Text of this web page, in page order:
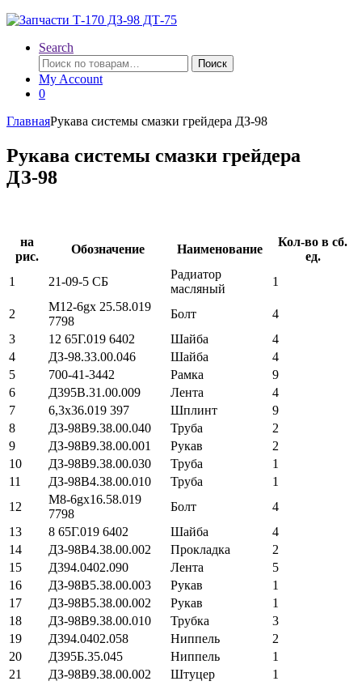
Search
Искать:
Поиск
My Account
0
ГлавнаяРукава системы смазки грейдера ДЗ-98
Рукава системы смазки грейдера
ДЗ-98
на
рис.
Обозначение Наименование
Кол-во в сб.
ед.
1
21-09-5 СБ
Радиатор
масляный
1
2
М12-6gх 25.58.019
7798
Болт
4
3
12 65Г.019 6402 Шайба
4
4
ДЗ-98.33.00.046 Шайба
4
5
700-41-3442 Рамка
9
6
Д395В.31.00.009 Лента
4
7
6,3х36.019 397 Шплинт
9
8
ДЗ-98В9.38.00.040 Труба
2
9
ДЗ-98В9.38.00.001 Рукав
2
10
ДЗ-98В9.38.00.030 Труба
1
11
ДЗ-98В4.38.00.010 Труба
1
12
М8-6gх16.58.019
7798
Болт
4
13
8 65Г.019 6402 Шайба
4
14
ДЗ-98В4.38.00.002 Прокладка
2
15
Д394.0402.090 Лента
5
16
ДЗ-98В5.38.00.003 Рукав
1
17
ДЗ-98В5.38.00.002 Рукав
1
18
ДЗ-98В9.38.00.010 Трубка
3
19
Д394.0402.058 Ниппель
2
20
Д395Б.35.045 Ниппель
1
21
ДЗ-98В9.38.00.002 Штуцер 1